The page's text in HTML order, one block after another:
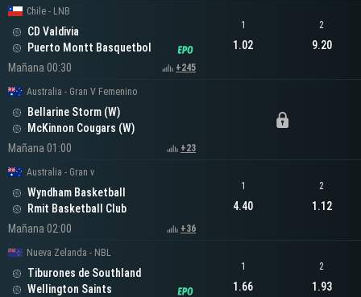
Chile - LNB
CD Valdivia
Puerto Montt Basquetbol
Mañana 00:30
+245
1
1.02
2
9.20
Australia - Gran V Femenino
Bellarine Storm (W)
McKinnon Cougars (W)
Mañana 01:00
+23
Australia - Gran v
Wyndham Basketball
Rmit Basketball Club
Mañana 02:00
+36
1
4.40
2
1.12
Nueva Zelanda - NBL
Tiburones de Southland
Wellington Saints
1
1.66
2
1.93